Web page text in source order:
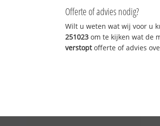
Offerte of advies nodig?
Wilt u weten wat wij voor u
251023 om te kijken wat de
verstoptofferte of advies